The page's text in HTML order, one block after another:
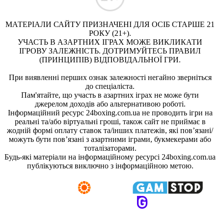
МАТЕРІАЛИ САЙТУ ПРИЗНАЧЕНІ ДЛЯ ОСІБ СТАРШЕ 21
РОКУ (21+).
УЧАСТЬ В АЗАРТНИХ ІГРАХ МОЖЕ ВИКЛИКАТИ
ІГРОВУ ЗАЛЕЖНІСТЬ. ДОТРИМУЙТЕСЬ ПРАВИЛ
(ПРИНЦИПІВ) ВІДПОВІДАЛЬНОЇ ГРИ.
При виявленні перших ознак залежності негайно зверніться
до спеціаліста.
Пам'ятайте, що участь в азартних іграх не може бути
джерелом доходів або альтернативою роботі.
Інформаційний ресурс 24boxing.com.ua не проводить ігри на
реальні та/або віртуальні гроші, також сайт не приймає в
жодній формі оплату ставок та/інших платежів, які пов’язані/
можуть бути пов’язані з азартними іграми, букмекерами або
тоталізаторами.
Будь-які матеріали на інформаційному ресурсі 24boxing.com.ua
публікуються виключно з інформаційною метою.